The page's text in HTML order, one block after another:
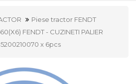
Piese tractor FENDT
FENDT - CUZINETI PALIER
x 6pcs